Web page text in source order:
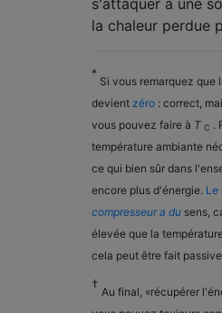
s'attaquer à une
la chaleur perdue
*
Si vous remarquez que
devient zéro : correct,
vous pouvez faire à T C .
température ambiante
ce qui bien sûr dans
encore plus d'énergie. Le
compresseur a du sens,
élevée que la
cela peut être fait
†
Au final, «récupérer